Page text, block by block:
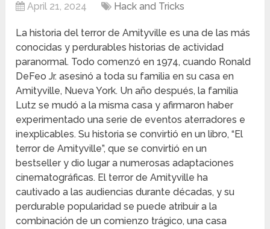
April 21, 2024 Hack and Tricks
La historia del terror de Amityville es una de las más
conocidas y perdurables historias de actividad
paranormal. Todo comenzó en 1974, cuando Ronald
DeFeo Jr. asesinó a toda su familia en su casa en
Amityville, Nueva York. Un año después, la familia
Lutz se mudó a la misma casa y afirmaron haber
experimentado una serie de eventos aterradores e
inexplicables. Su historia se convirtió en un libro, “El
terror de Amityville”, que se convirtió en un
bestseller y dio lugar a numerosas adaptaciones
cinematográficas. El terror de Amityville ha
cautivado a las audiencias durante décadas, y su
perdurable popularidad se puede atribuir a la
combinación de un comienzo trágico, una casa